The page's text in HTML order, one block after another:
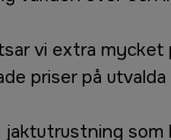
vi extra
priser på utvalda
som